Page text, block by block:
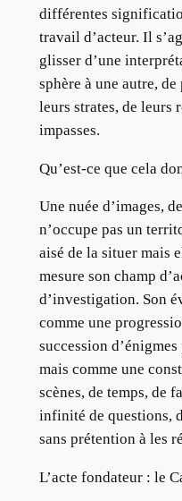
différentes
travail d’acteur. Il
glisser d’une
sphère à une autre,
leurs strates, de leurs
impasses.
Qu’est-ce que cela
Une nuée d’images,
n’occupe pas un
aisé de la situer mais
mesure son champ
d’investigation. Son
comme une
succession
mais comme une
scènes, de temps, de
infinité de questions,
sans prétention à les
L’acte fondateur : le